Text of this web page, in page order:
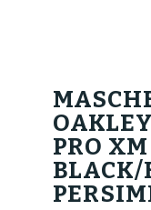
PRO